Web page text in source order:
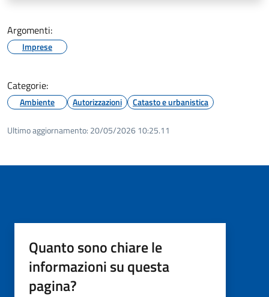
Argomenti:
Imprese
Categorie:
Ambiente Autorizzazioni Catasto e urbanistica
Ultimo aggiornamento: 20/05/2026 10:25.11
Quanto sono chiare le
informazioni su questa
pagina?